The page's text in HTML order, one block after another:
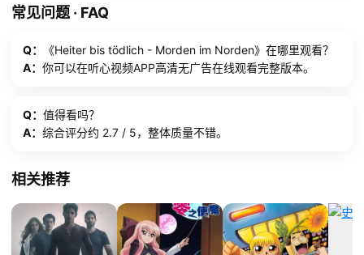
常见问题 · FAQ
Q：
《Heiter bis tödlich - Morden im Norden》在哪里观看？
A： 你可以在听心视频APP高清无广告在线观看完整版本。
Q： 值得看吗？
A： 综合评分约 2.7 / 5，整体质量不错。
相关推荐